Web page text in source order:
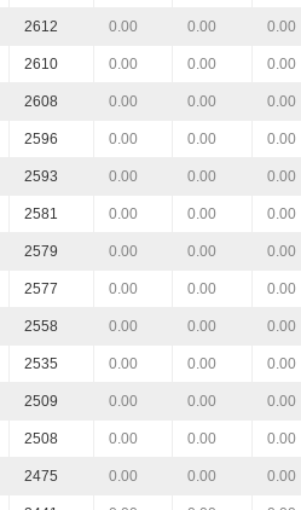
2612 0.00 0.00 0.00
2610 0.00 0.00 0.00
2608 0.00 0.00 0.00
2596 0.00 0.00 0.00
2593 0.00 0.00 0.00
2581 0.00 0.00 0.00
2579 0.00 0.00 0.00
2577 0.00 0.00 0.00
2558 0.00 0.00 0.00
2535 0.00 0.00 0.00
2509 0.00 0.00 0.00
2508 0.00 0.00 0.00
2475 0.00 0.00 0.00